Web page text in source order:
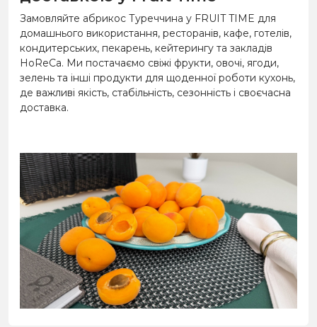
Замовляйте абрикос Туреччина у FRUIT TIME для
домашнього використання, ресторанів, кафе, готелів,
кондитерських, пекарень, кейтерингу та закладів
HoReCa. Ми постачаємо свіжі фрукти, овочі, ягоди,
зелень та інші продукти для щоденної роботи кухонь,
де важливі якість, стабільність, сезонність і своєчасна
доставка.